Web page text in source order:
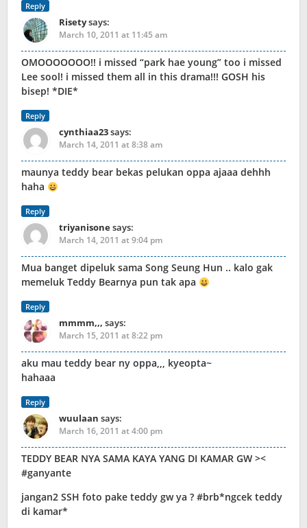
Reply
Risetysays:
March 10, 2011 at 11:45 am
OMOOOOOOO!! i missed “park hae young” too i missed
Lee sool! i missed them all in this drama!!! GOSH his
bisep! *DIE*
Reply
cynthiaa23says:
March 14, 2011 at 8:38 am
maunya teddy bear bekas pelukan oppa ajaaa dehhh
haha
Reply
triyanisonesays:
March 14, 2011 at 9:04 pm
Mua banget dipeluk sama Song Seung Hun .. kalo gak
memeluk Teddy Bearnya pun tak apa
Reply
mmmm,,, says:
March 15, 2011 at 8:22 pm
aku mau teddy bear ny oppa,,, kyeopta~
hahaaa
Reply
wuulaan says:
March 16, 2011 at 4:00 pm
TEDDY BEAR NYA SAMA KAYA YANG DI KAMAR GW ><
#ganyante
jangan2 SSH foto pake teddy gw ya ? #brb*ngcek teddy
di kamar*